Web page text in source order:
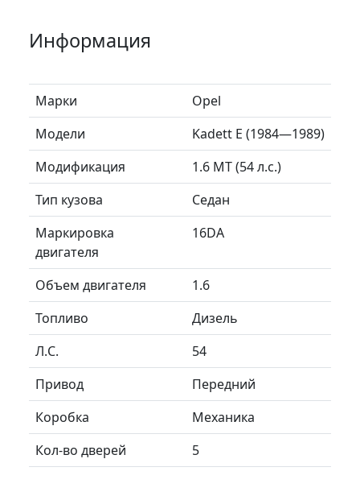
Информация
Марки
Opel
Модели
Kadett E (1984—1989)
Модификация
1.6 MT (54 л.с.)
Тип кузова
Седан
Маркировка
двигателя
16DA
Объем двигателя
1.6
Топливо
Дизель
Л.C.
54
Привод
Передний
Коробка
Механика
Кол-во дверей
5